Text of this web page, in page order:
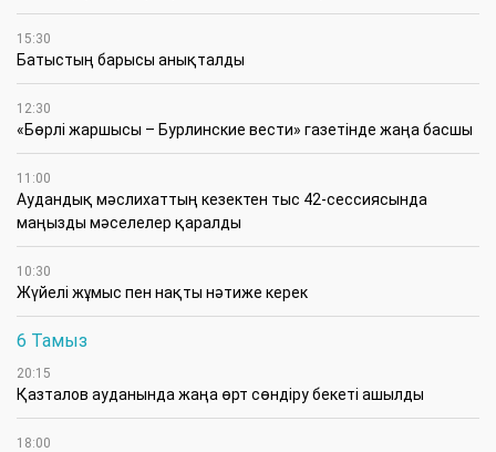
15:30
Батыстың барысы анықталды
12:30
«Бөрлі жаршысы – Бурлинские вести» газетінде жаңа басшы
11:00
Аудандық мәслихаттың кезектен тыс 42-сессиясында
маңызды мәселелер қаралды
10:30
Жүйелі жұмыс пен нақты нәтиже керек
6 Тамыз
20:15
Қазталов ауданында жаңа өрт сөндіру бекеті ашылды
18:00